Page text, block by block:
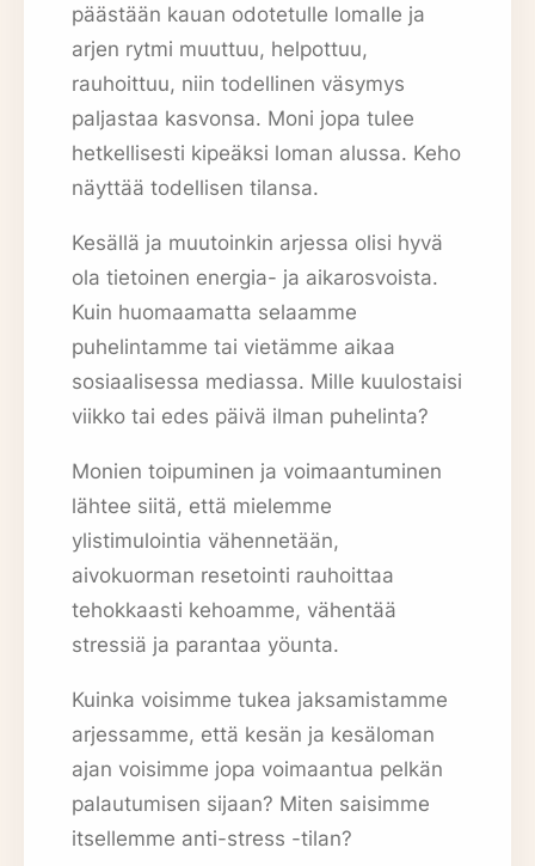
päästään kauan odotetulle lomalle ja
arjen rytmi muuttuu, helpottuu,
rauhoittuu, niin todellinen väsymys
paljastaa kasvonsa. Moni jopa tulee
hetkellisesti kipeäksi loman alussa. Keho
näyttää todellisen tilansa.
Kesällä ja muutoinkin arjessa olisi hyvä
ola tietoinen energia- ja aikarosvoista.
Kuin huomaamatta selaamme
puhelintamme tai vietämme aikaa
sosiaalisessa mediassa. Mille kuulostaisi
viikko tai edes päivä ilman puhelinta?
Monien toipuminen ja voimaantuminen
lähtee siitä, että mielemme
ylistimulointia vähennetään,
aivokuorman resetointi rauhoittaa
tehokkaasti kehoamme, vähentää
stressiä ja parantaa yöunta.
Kuinka voisimme tukea jaksamistamme
arjessamme, että kesän ja kesäloman
ajan voisimme jopa voimaantua pelkän
palautumisen sijaan? Miten saisimme
itsellemme anti-stress -tilan?